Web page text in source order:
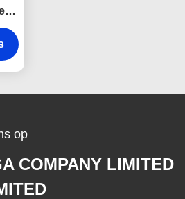
op
COMPANY LIMITED